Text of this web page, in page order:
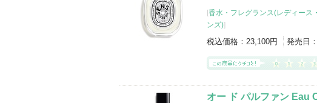
[香水・フレグランス(レディース
ンズ)]
税込価格： 23,100円 発売日：
オー ド パルファン Eau